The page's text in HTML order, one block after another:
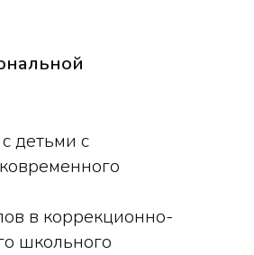
детьми с
в коррекционно-
школьного